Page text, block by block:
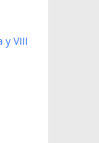
y VIII